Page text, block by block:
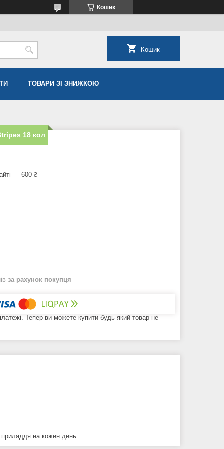
Кошик
Кошик
ТОВАРИ ЗІ ЗНИЖКОЮ
18 кол
— 600 ₴
за рахунок покупця
Тепер ви можете купити будь-який товар не
приладдя на кожен день.